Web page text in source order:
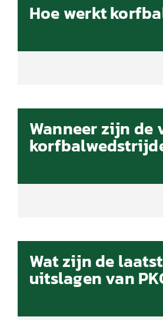
Hoe werkt
Wanneer zijn de
Wat zijn de
uitslagen van